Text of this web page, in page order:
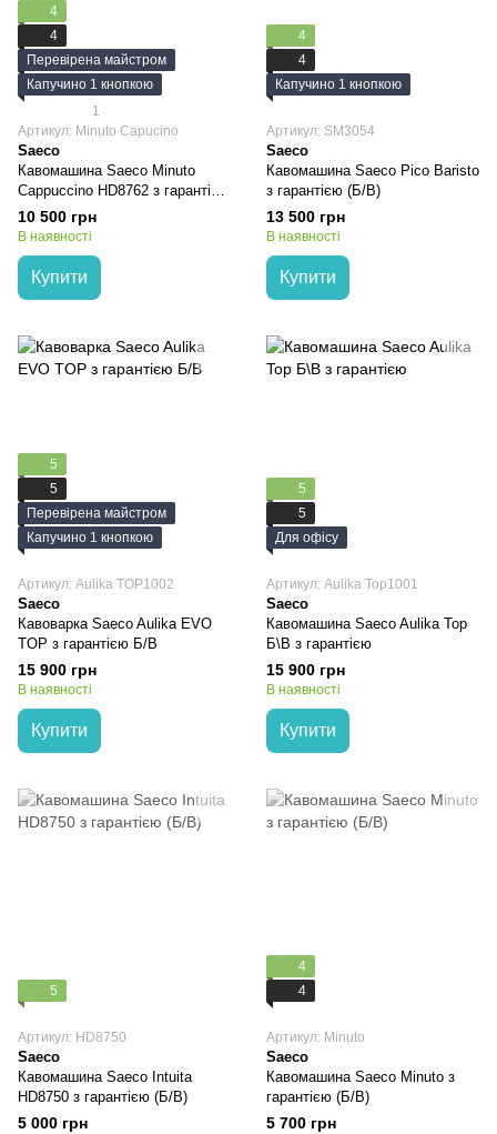
4
4
Перевірена майстром
Капучино 1 кнопкою
1
Артикул: Minuto Capucino
Saeco
Кавомашина Saeco Minuto
Cappuccino HD8762 з гарантією
(Б/В)
10 500 грн
В наявності
Купити
4
4
Капучино 1 кнопкою
Артикул: SM3054
Saeco
Кавомашина Saeco Pico Baristo
з гарантією (Б/В)
13 500 грн
В наявності
Купити
5
5
Перевірена майстром
Капучино 1 кнопкою
Артикул: Aulika TOP1002
Saeco
Кавоварка Saeco Aulika EVO
TOP з гарантією Б/В
15 900 грн
В наявності
Купити
5
5
Для офісу
Артикул: Aulika Top1001
Saeco
Кавомашина Saeco Aulika Top
Б\В з гарантією
15 900 грн
В наявності
Купити
5
Артикул: HD8750
Saeco
Кавомашина Saeco Intuita
HD8750 з гарантією (Б/В)
5 000 грн
4
4
Артикул: Minuto
Saeco
Кавомашина Saeco Minuto з
гарантією (Б/В)
5 700 грн